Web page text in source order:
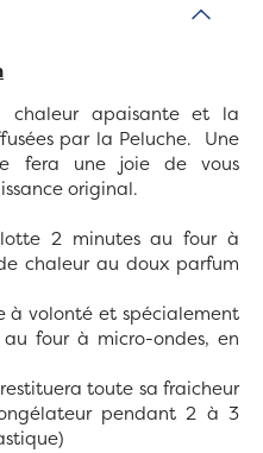
chaleur apaisante et la
par la Peluche. Une
fera une joie de vous
original.
2 minutes au four à
chaleur au doux parfum
à volonté et spécialement
four à micro-ondes, en
toute sa fraicheur
pendant 2 à 3